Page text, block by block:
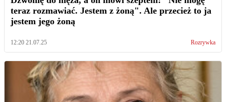
teraz rozmawiać. Jestem z żoną". Ale przecież to ja
jestem jego żoną
12:20 21.07.25 Rozrywka